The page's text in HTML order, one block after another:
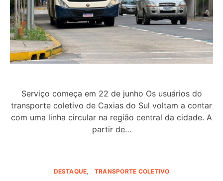
Serviço começa em 22 de junho Os usuários do
transporte coletivo de Caxias do Sul voltam a contar
com uma linha circular na região central da cidade. A
partir de…
DESTAQUE TRANSPORTE COLETIVO